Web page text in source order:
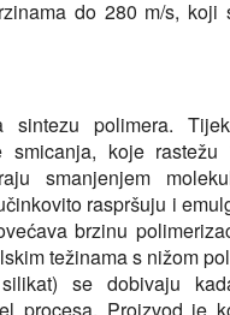
do 280 m/s,
polimera.
smicanja, koje
smanjenjem
raspršuju i
brzinu
težinama s nižom
se dobivaju